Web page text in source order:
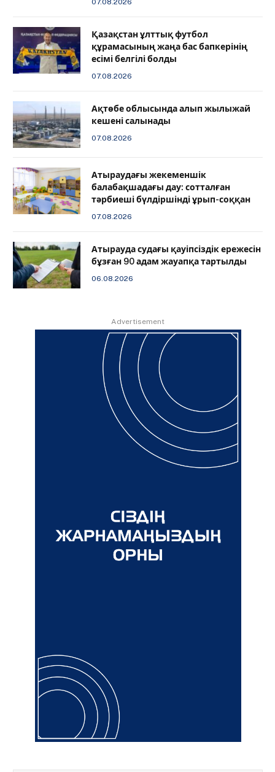
Қазақстан ұлттық футбол
құрамасының жаңа бас бапкерінің
есімі белгілі болды
07.08.2026
Ақтөбе облысында алып жылыжай
кешені салынады
07.08.2026
Атыраудағы жекеменшік
балабақшадағы дау: сотталған
тәрбиеші бүлдіршінді ұрып-соққан
07.08.2026
Атырауда судағы қауіпсіздік ережесін
бұзған 90 адам жауапқа тартылды
06.08.2026
Advertisement